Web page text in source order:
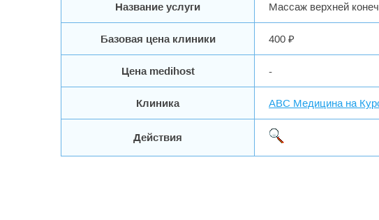
Название услуги Массаж верхней
Базовая цена клиники 400 ₽
Цена medihost -
Клиника ABC Медицина на
Действия